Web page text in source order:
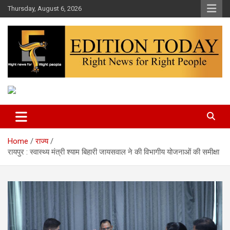
Skip
to
content
Thursday, August 6, 2026
Edition Today
Home
राज्य
रायपुर : स्वास्थ्य मंत्री श्याम बिहारी जायसवाल ने की विभागीय योजनाओं की समीक्षा